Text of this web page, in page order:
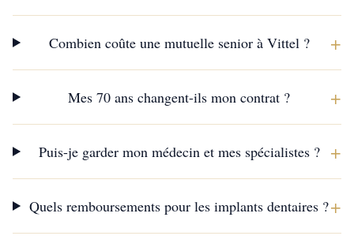
Combien coûte une mutuelle senior à Vittel ? +
Mes 70 ans changent-ils mon contrat ? +
Puis-je garder mon médecin et mes spécialistes ? +
Quels remboursements pour les implants dentaires ?+